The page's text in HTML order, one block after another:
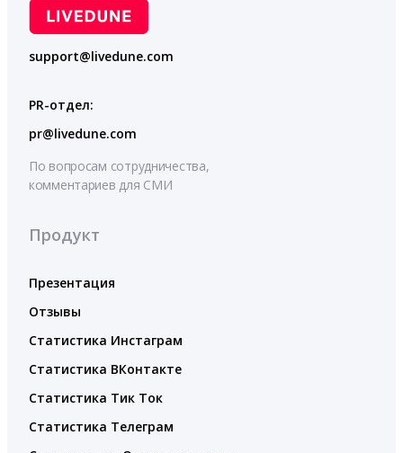
support@livedune.com
PR-отдел:
pr@livedune.com
По вопросам сотрудничества,
комментариев для СМИ
Продукт
Презентация
Отзывы
Статистика Инстаграм
Статистика ВКонтакте
Статистика Тик Ток
Статистика Телеграм